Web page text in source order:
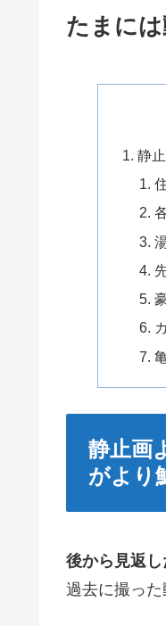
たまに
静
静止画
がより
後から見返
過去に撮った